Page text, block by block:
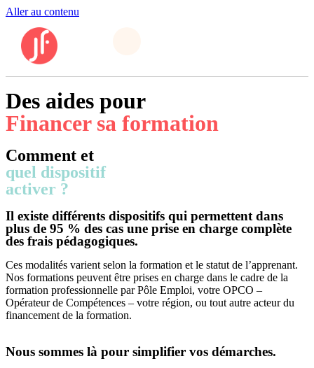
Aller au contenu
Des aides pour
Financer sa formation
Comment et
quel dispositif
activer ?
Il existe différents dispositifs qui permettent dans
plus de 95 % des cas une prise en charge complète
des frais pédagogiques.
Ces modalités varient selon la formation et le statut de l’apprenant.
Nos formations peuvent être prises en charge dans le cadre de la
formation professionnelle par Pôle Emploi, votre OPCO –
Opérateur de Compétences – votre région, ou tout autre acteur du
financement de la formation.
Nous sommes là pour simplifier vos démarches.